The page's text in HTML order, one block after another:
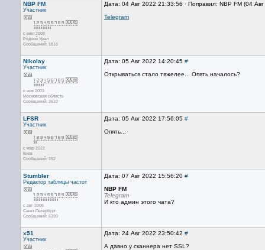
NBP FM
Участник
с июл 2008
Родной Урал
Сообщений: 1816
Дата: 04 Авг 2022 21:33:56 · Поправил: NBP FM (04
Telegram
Nikolay
Участник
с ноя 2003
Московская область
Сообщений: 2610
Дата: 05 Авг 2022 14:20:45 #
Открываться стало тяжелее... Опять началось?
LFSR
Участник
с мар 2022
Киев
Сообщений: 152
Дата: 05 Авг 2022 17:56:05 #
Опять...
Stumbler
Редактор таблицы частот
с авг 2005
Санкт-Петербург
Сообщений: 6390
Дата: 07 Авг 2022 15:56:20 #
NBP FM
Telegram
И кто админ этого чата?
x51
Участник
Дата: 24 Авг 2022 23:50:42 #
А давно у сканнера нет SSL?